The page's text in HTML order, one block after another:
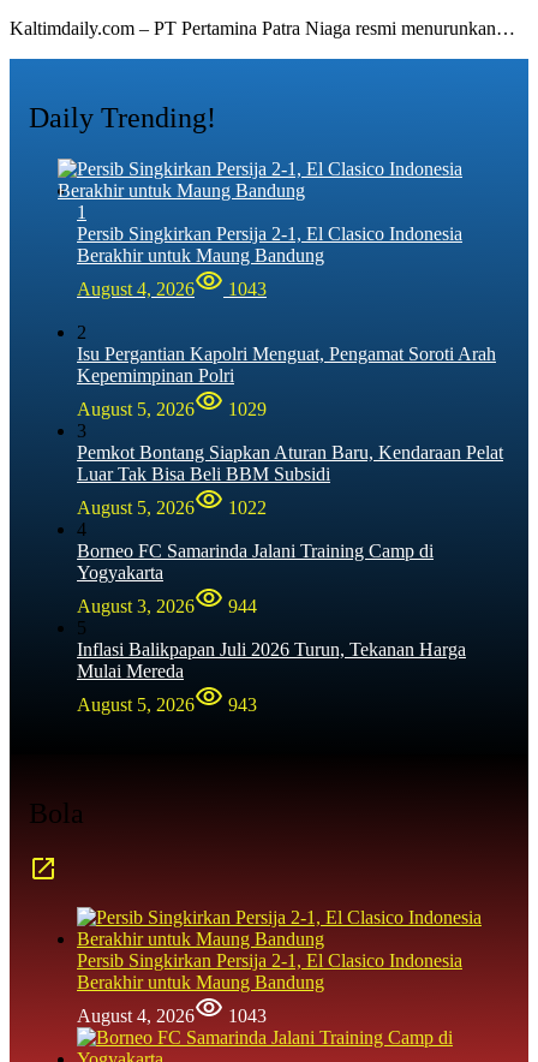
Kaltimdaily.com – PT Pertamina Patra Niaga resmi menurunkan…
Daily Trending!
1
Persib Singkirkan Persija 2-1, El Clasico Indonesia
Berakhir untuk Maung Bandung
August 4, 2026
1043
2
Isu Pergantian Kapolri Menguat, Pengamat Soroti Arah
Kepemimpinan Polri
August 5, 2026
1029
3
Pemkot Bontang Siapkan Aturan Baru, Kendaraan Pelat
Luar Tak Bisa Beli BBM Subsidi
August 5, 2026
1022
4
Borneo FC Samarinda Jalani Training Camp di
Yogyakarta
August 3, 2026
944
5
Inflasi Balikpapan Juli 2026 Turun, Tekanan Harga
Mulai Mereda
August 5, 2026
943
Bola
Persib Singkirkan Persija 2-1, El Clasico Indonesia
Berakhir untuk Maung Bandung
August 4, 2026
1043